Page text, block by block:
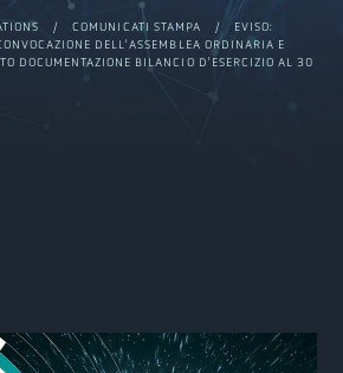
/COMUNICATI STAMPA / EVISO:
DELL’ASSEMBLEA ORDINARIA E
DOCUMENTAZIONE BILANCIO D’ESERCIZIO AL 30